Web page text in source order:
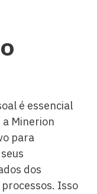
é essencial
a Minerion
para
dos
Isso